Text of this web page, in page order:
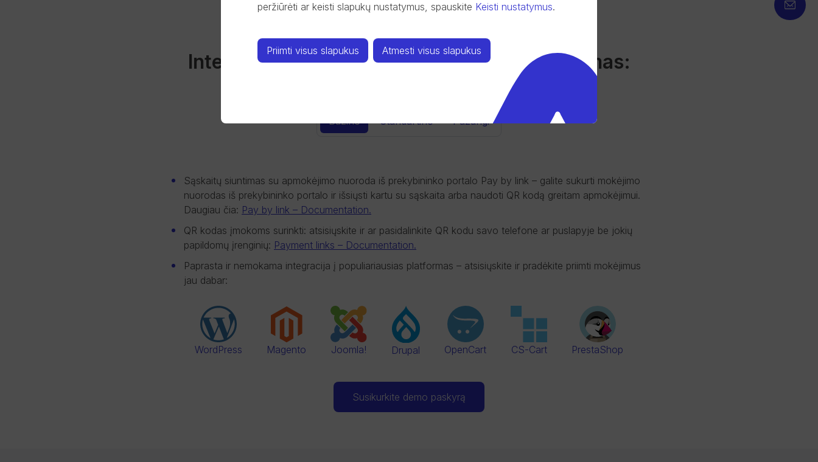
Integracijos ir plug‘ in į e-komercijos platformas:
Bazinė Standartinė Pažangi
Sąskaitų siuntimas su apmokėjimo nuoroda iš prekybininko portalo Pay by link – galite sukurti mokėjimo
nuorodas iš prekybininko portalo ir išsiųsti kartu su sąskaita arba naudoti QR kodą greitam apmokėjimui.
Daugiau čia: Pay by link – Documentation.
QR kodas įmokoms surinkti: atsisiųskite ir ar pasidalinkite QR kodu savo telefone ar puslapyje be jokių
papildomų įrenginių: Payment links – Documentation.
Paprasta ir nemokama integracija į populiariausias platformas – atsisiųskite ir pradėkite priimti mokėjimus
jau dabar:
WordPress Magento Joomla! Drupal OpenCart CS-Cart PrestaShop
Susikurkite demo paskyrą
peržiūrėti ar keisti slapukų nustatymus, spauskite Keisti nustatymus.
Priimti visus slapukus Atmesti visus slapukus